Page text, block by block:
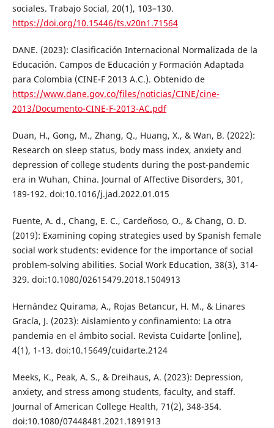
sociales. Trabajo Social, 20(1), 103–130.
https://doi.org/10.15446/ts.v20n1.71564
DANE. (2023): Clasificación Internacional Normalizada de la
Educación. Campos de Educación y Formación Adaptada
para Colombia (CINE-F 2013 A.C.). Obtenido de
https://www.dane.gov.co/files/noticias/CINE/cine-
2013/Documento-CINE-F-2013-AC.pdf
Duan, H., Gong, M., Zhang, Q., Huang, X., & Wan, B. (2022):
Research on sleep status, body mass index, anxiety and
depression of college students during the post-pandemic
era in Wuhan, China. Journal of Affective Disorders, 301,
189-192. doi:10.1016/j.jad.2022.01.015
Fuente, A. d., Chang, E. C., Cardeñoso, O., & Chang, O. D.
(2019): Examining coping strategies used by Spanish female
social work students: evidence for the importance of social
problem-solving abilities. Social Work Education, 38(3), 314-
329. doi:10.1080/02615479.2018.1504913
Hernández Quirama, A., Rojas Betancur, H. M., & Linares
Gracía, J. (2023): Aislamiento y confinamiento: La otra
pandemia en el ámbito social. Revista Cuidarte [online],
4(1), 1-13. doi:10.15649/cuidarte.2124
Meeks, K., Peak, A. S., & Dreihaus, A. (2023): Depression,
anxiety, and stress among students, faculty, and staff.
Journal of American College Health, 71(2), 348-354.
doi:10.1080/07448481.2021.1891913